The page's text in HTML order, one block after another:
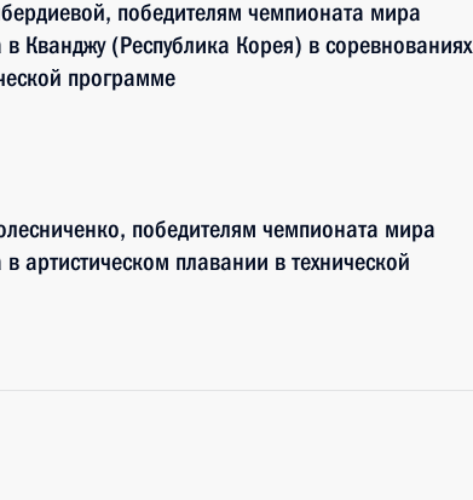
победителям чемпионата мира
Кванджу (Республика Корея) в соревнованиях
программе
победителям чемпионата мира
артистическом плавании в технической